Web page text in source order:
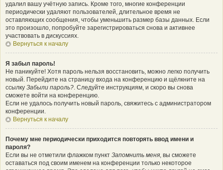
удалил вашу учётную запись. Кроме того, многие конференции
периодически удаляют пользователей, длительное время не
оставляющих сообщения, чтобы уменьшить размер базы данных. Если
это произошло, попробуйте зарегистрироваться снова и активнее
участвовать в дискуссиях.
Вернуться к началу
Я забыл пароль!
Не паникуйте! Хотя пароль нельзя восстановить, можно легко получить
новый. Перейдите на страницу входа на конференцию и щёлкните на
ссылку Забыли пароль?. Следуйте инструкциям, и скоро вы снова
сможете войти на конференцию.
Если не удалось получить новый пароль, свяжитесь с администратором
конференции.
Вернуться к началу
Почему мне периодически приходится повторять ввод имени и
пароля?
Если вы не отметили флажком пункт Запомнить меня, вы сможете
оставаться под своим именем на конференции только некоторое